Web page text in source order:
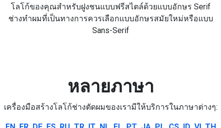
โลโก้ของคุณสำหรับฝูงชนแบบฟรีสไตล์ด้วยแบบอักษร Serif
ช่างทำผมที่เป็นทางการควรเลือกแบบอักษรสมัยใหม่หรือแบบ
Sans-Serif
หลายภาษา
เครื่องมือสร้างโลโก้ช่างตัดผมของเรามีให้บริการในภาษาต่างๆ: